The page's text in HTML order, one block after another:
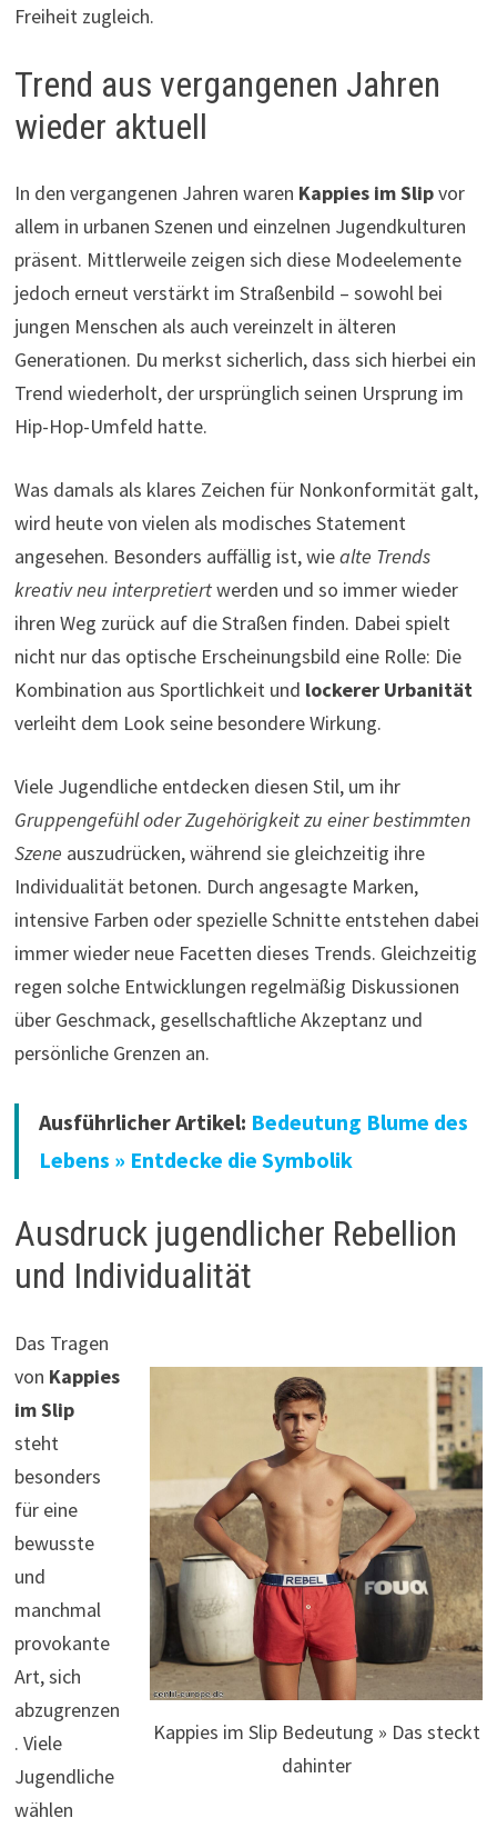
Freiheit zugleich.
Trend aus vergangenen Jahren
wieder aktuell
In den vergangenen Jahren waren Kappies im Slipvor
allem in urbanen Szenen und einzelnen Jugendkulturen
präsent. Mittlerweile zeigen sich diese Modeelemente
jedoch erneut verstärkt im Straßenbild – sowohl bei
jungen Menschen als auch vereinzelt in älteren
Generationen. Du merkst sicherlich, dass sich hierbei ein
Trend wiederholt, der ursprünglich seinen Ursprung im
Hip-Hop-Umfeld hatte.
Was damals als klares Zeichen für Nonkonformität galt,
wird heute von vielen als modisches Statement
angesehen. Besonders auffällig ist, wiealte Trends
kreativ neu interpretiertwerden und so immer wieder
ihren Weg zurück auf die Straßen finden. Dabei spielt
nicht nur das optische Erscheinungsbild eine Rolle: Die
Kombination aus Sportlichkeit und lockerer Urbanität
verleiht dem Look seine besondere Wirkung.
Viele Jugendliche entdecken diesen Stil, um ihr
Gruppengefühl oder Zugehörigkeit zu einer bestimmten
Szene auszudrücken, während sie gleichzeitig ihre
Individualität betonen. Durch angesagte Marken,
intensive Farben oder spezielle Schnitte entstehen dabei
immer wieder neue Facetten dieses Trends. Gleichzeitig
regen solche Entwicklungen regelmäßig Diskussionen
über Geschmack, gesellschaftliche Akzeptanz und
persönliche Grenzen an.
Ausführlicher Artikel: Bedeutung Blume des
Lebens » Entdecke die Symbolik
Ausdruck jugendlicher Rebellion
und Individualität
Kappies im Slip Bedeutung » Das steckt
dahinter
Das Tragen
von Kappies
im Slip
steht
besonders
für eine
bewusste
und
manchmal
provokante
Art, sich
abzugrenzen
. Viele
Jugendliche
wählen